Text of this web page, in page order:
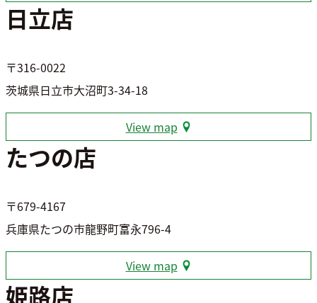
日立店
〒316-0022
茨城県日立市大沼町3-34-18
View map
たつの店
〒679-4167
兵庫県たつの市龍野町富永796-4
View map
姫路店